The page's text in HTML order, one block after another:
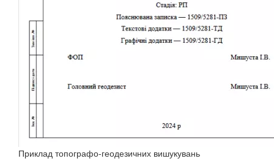
Приклад топографо-геодезичних вишукувань